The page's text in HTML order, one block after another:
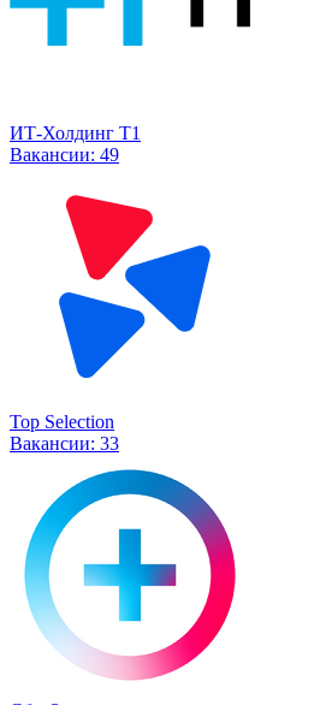
ИТ-Холдинг Т1
Вакансии: 49
Top Selection
Вакансии: 33